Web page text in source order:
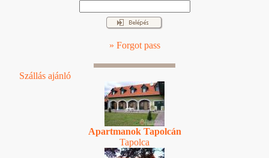
» Forgot pass
Szállás ajánló
Apartmanok Tapolcán
Tapolca